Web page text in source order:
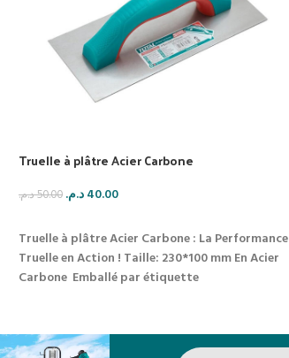
Truelle à plâtre Acier Carbone
50.00د.م. 40.00د.م.
Truelle à plâtre Acier Carbone : La Performance
Truelle en Action ! Taille: 230*100 mmEn Acier
Carbone Emballé par étiquette